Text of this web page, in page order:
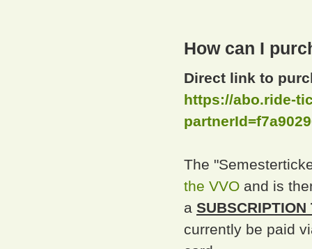
How can I
Direct link to
https://abo.ride-
The
the VVO and is
a
currently be paid